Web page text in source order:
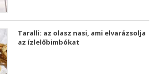
Taralli: az olasz nasi, ami elvarázsolja
az ízlelőbimbókat